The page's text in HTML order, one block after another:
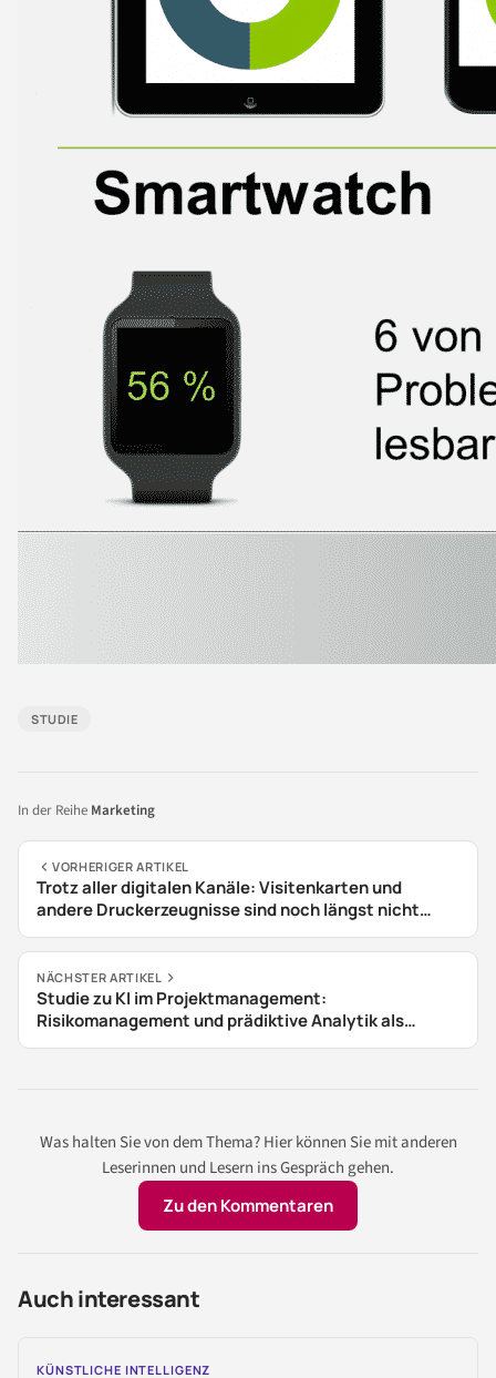
STUDIE
In der Reihe Marketing
VORHERIGER ARTIKEL
Trotz aller digitalen Kanäle: Visitenkarten und
andere Druckerzeugnisse sind noch längst nicht
überflüssig
NÄCHSTER ARTIKEL
Studie zu KI im Projektmanagement:
Risikomanagement und prädiktive Analytik als
zentrale Anwendungen
Was halten Sie von dem Thema? Hier können Sie mit anderen
Leserinnen und Lesern ins Gespräch gehen.
Zu den Kommentaren
Auch interessant
KÜNSTLICHE INTELLIGENZ